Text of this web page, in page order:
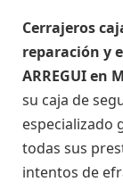
Cerrajeros
reparación y
ARREGUI en
su caja de
especializado
todas sus
intentos de